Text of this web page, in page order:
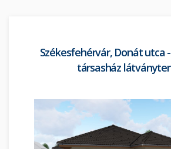
Székesfehérvár, Donát utca
társasház